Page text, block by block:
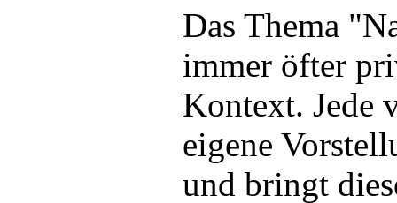
Das Thema
immer öfter
Kontext. Jede
eigene
und bringt